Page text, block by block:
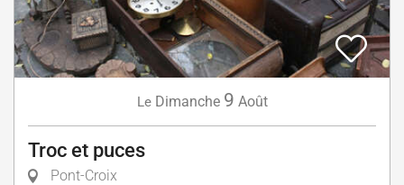
Le Dimanche 9 Août
Troc et puces
Pont-Croix